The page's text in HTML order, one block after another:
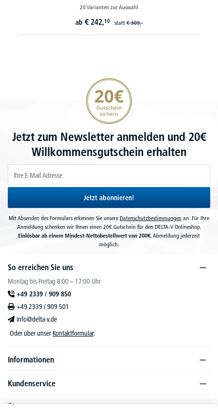
20 Varianten zur Auswahl
ab € 242,10 statt€ 309,-
20€ Gutschein sichern
Jetzt zum Newsletter anmelden und 20€
Willkommensgutschein erhalten
Jetzt abonnieren!
Mit Absenden des Formulars erkennen Sie unsere Datenschutzbestimmungen an. Für Ihre
Anmeldung schenken wir Ihnen einen 20€ Gutschein für den DELTA-V Onlineshop.
Einlösbar ab einem Mindest-Nettobestellwert von 200€.Abmeldung jederzeit
möglich.
So erreichen Sie uns
Montag bis Freitag 8:00 – 17:00 Uhr
+49 2339 / 909 850
+49 2339 / 909 501
info@delta-v.de
Oder über unser Kontaktformular.
Informationen
Kundenservice
Über DELTA-V